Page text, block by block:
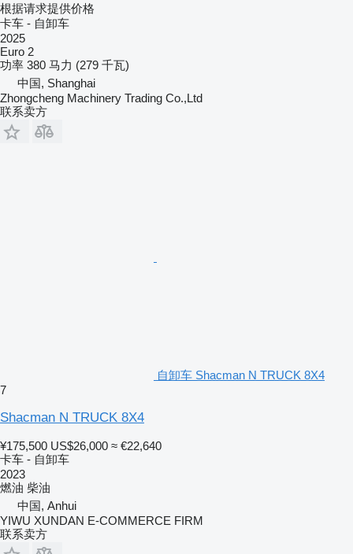
根据请求提供价格
卡车 - 自卸车
2025
Euro 2
功率 380 马力 (279 千瓦)
中国, Shanghai
Zhongcheng Machinery Trading Co.,Ltd
联系卖方
自卸车 Shacman N TRUCK 8X4
7
Shacman N TRUCK 8X4
¥175,500 US$26,000 ≈ €22,640
卡车 - 自卸车
2023
燃油 柴油
中国, Anhui
YIWU XUNDAN E-COMMERCE FIRM
联系卖方